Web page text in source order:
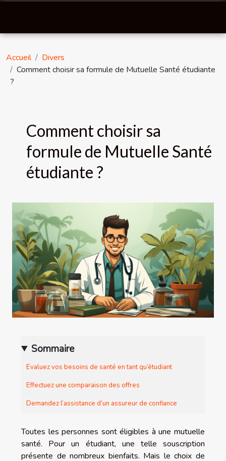
Accueil
Divers
Comment choisir sa formule de Mutuelle Santé étudiante
?
Comment choisir sa
formule de Mutuelle Santé
étudiante ?
Sommaire
Evaluez vos besoins de santé en tant qu’étudiant
Effectuez une comparaison des offres
Demandez l’assistance d’un assureur de confiance
Toutes les personnes sont éligibles à une mutuelle
santé. Pour un étudiant, une telle souscription
présente de nombreux bienfaits. Mais le choix de